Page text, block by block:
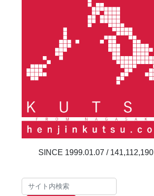
141,112,190